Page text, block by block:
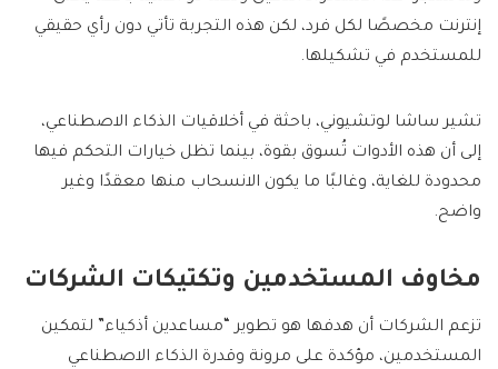
إنترنت مخصصًا لكل فرد، لكن هذه التجربة تأتي دون رأي حقيقي
للمستخدم في تشكيلها.
تشير ساشا لوتشيوني، باحثة في أخلاقيات الذكاء الاصطناعي،
إلى أن هذه الأدوات تُسوق بقوة، بينما تظل خيارات التحكم فيها
محدودة للغاية، وغالبًا ما يكون الانسحاب منها معقدًا وغير
واضح.
مخاوف المستخدمين وتكتيكات الشركات
تزعم الشركات أن هدفها هو تطوير “مساعدين أذكياء” لتمكين
المستخدمين، مؤكدة على مرونة وقدرة الذكاء الاصطناعي